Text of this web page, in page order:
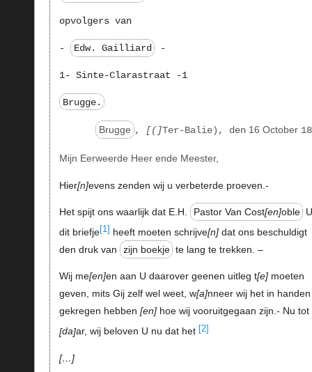
opvolgers van
- Edw. Gailliard -
1- Sinte-Clarastraat -1
Brugge.
Brugge , ( Ter-Balie), den16 October 18
Mijn Eerweerde Heer ende Meester,
Hier n evens zenden wij u verbeterde proeven.-
Het spijt ons waarlijk dat E.H. Pastor Van Cost en oble
dit briefje [1] heeft moeten schrijve n dat ons beschuldigt
den druk van
zijn boekje te lang te trekken. –
Wij me en en aan U daarover geenen uitleg t e moeten
geven, mits Gij zelf wel weet, w a nneer wij het in handen
gekregen hebben en hoe wij vooruitgegaan zijn.- Nu tot
da ar, wij beloven U nu dat het [2]
…